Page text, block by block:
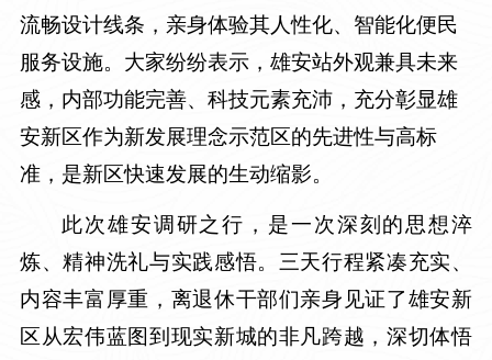
流畅设计线条，亲身体验其人性化、智能化便民
服务设施。大家纷纷表示，雄安站外观兼具未来
感，内部功能完善、科技元素充沛，充分彰显雄
安新区作为新发展理念示范区的先进性与高标
准，是新区快速发展的生动缩影。
此次雄安调研之行，是一次深刻的思想淬
炼、精神洗礼与实践感悟。三天行程紧凑充实、
内容丰富厚重，离退休干部们亲身见证了雄安新
区从宏伟蓝图到现实新城的非凡跨越，深切体悟